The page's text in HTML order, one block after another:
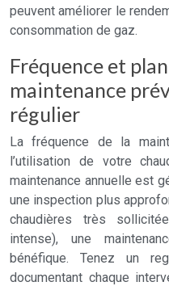
peuvent améliorer le
consommation de gaz.
Fréquence et
maintenance
régulier
La fréquence de la
l’utilisation de votre
maintenance annuelle est
une inspection plus
chaudières très
intense), une
bénéfique. Tenez un
documentant chaque